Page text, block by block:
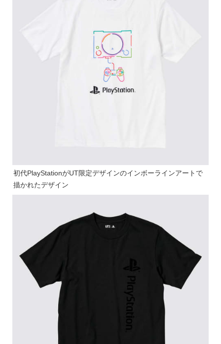
初代PlayStationがUT限定デザインのインボーラインアートで
描かれたデザイン